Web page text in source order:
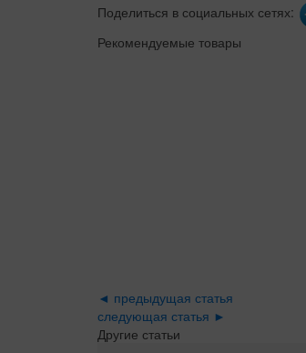
Поделиться в социальных сетях:
Рекомендуемые товары
◄ предыдущая статья
следующая статья ►
Другие статьи